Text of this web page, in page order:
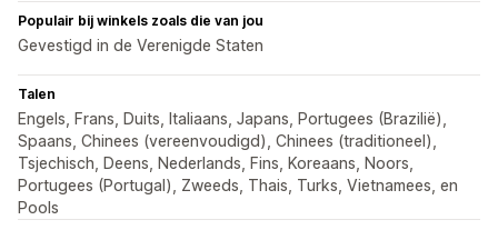
Populair bij winkels zoals die van jou
Gevestigd in de Verenigde Staten
Talen
Engels, Frans, Duits, Italiaans, Japans, Portugees (Brazilië),
Spaans, Chinees (vereenvoudigd), Chinees (traditioneel),
Tsjechisch, Deens, Nederlands, Fins, Koreaans, Noors,
Portugees (Portugal), Zweeds, Thais, Turks, Vietnamees, en
Pools